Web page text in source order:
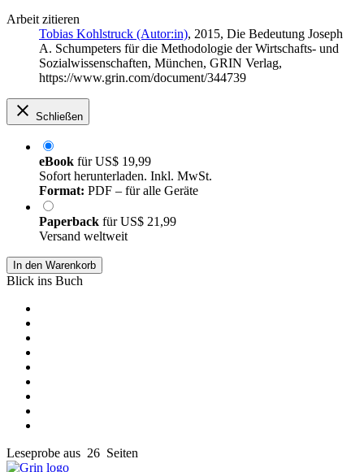
Arbeit zitieren
Tobias Kohlstruck (Autor:in), 2015, Die Bedeutung Joseph
A. Schumpeters für die Methodologie der Wirtschafts- und
Sozialwissenschaften, München, GRIN Verlag,
https://www.grin.com/document/344739
Schließen
eBook fürUS$ 19,99
Sofort herunterladen. Inkl. MwSt.
Format: PDF – für alle Geräte
Paperback fürUS$ 21,99
Versand weltweit
In den Warenkorb
Blick ins Buch
Leseprobe aus 26 Seiten